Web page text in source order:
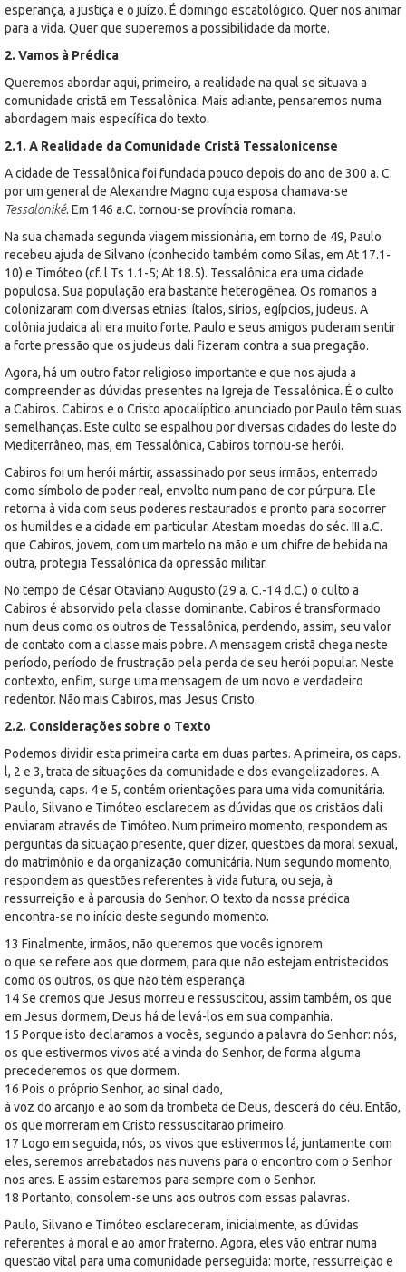
esperança, a justiça e o juízo. É domingo escatológico. Quer nos animar
para a vida. Quer que superemos a possibilidade da morte.
2. Vamos à Prédica
Queremos abordar aqui, primeiro, a realidade na qual se situava a
comunidade cristã em Tessalônica. Mais adiante, pensaremos numa
abordagem mais específica do texto.
2.1. A Realidade da Comunidade Cristã Tessalonicense
A cidade de Tessalônica foi fundada pouco depois do ano de 300 a. C.
por um general de Alexandre Magno cuja esposa chamava-se
Tessaloniké. Em 146 a.C. tornou-se província romana.
Na sua chamada segunda viagem missionária, em torno de 49, Paulo
recebeu ajuda de Silvano (conhecido também como Silas, em At 17.1-
10) e Timóteo (cf. l Ts 1.1-5; At 18.5). Tessalônica era uma cidade
populosa. Sua população era bastante heterogênea. Os romanos a
colonizaram com diversas etnias: ítalos, sírios, egípcios, judeus. A
colônia judaica ali era muito forte. Paulo e seus amigos puderam sentir
a forte pressão que os judeus dali fizeram contra a sua pregação.
Agora, há um outro fator religioso importante e que nos ajuda a
compreender as dúvidas presentes na Igreja de Tessalônica. É o culto
a Cabiros. Cabiros e o Cristo apocalíptico anunciado por Paulo têm suas
semelhanças. Este culto se espalhou por diversas cidades do leste do
Mediterrâneo, mas, em Tessalônica, Cabiros tornou-se herói.
Cabiros foi um herói mártir, assassinado por seus irmãos, enterrado
como símbolo de poder real, envolto num pano de cor púrpura. Ele
retorna à vida com seus poderes restaurados e pronto para socorrer
os humildes e a cidade em particular. Atestam moedas do séc. III a.C.
que Cabiros, jovem, com um martelo na mão e um chifre de bebida na
outra, protegia Tessalônica da opressão militar.
No tempo de César Otaviano Augusto (29 a. C.-14 d.C.) o culto a
Cabiros é absorvido pela classe dominante. Cabiros é transformado
num deus como os outros de Tessalônica, perdendo, assim, seu valor
de contato com a classe mais pobre. A mensagem cristã chega neste
período, período de frustração pela perda de seu herói popular. Neste
contexto, enfim, surge uma mensagem de um novo e verdadeiro
redentor. Não mais Cabiros, mas Jesus Cristo.
2.2. Considerações sobre o Texto
Podemos dividir esta primeira carta em duas partes. A primeira, os caps.
l, 2 e 3, trata de situações da comunidade e dos evangelizadores. A
segunda, caps. 4 e 5, contém orientações para uma vida comunitária.
Paulo, Silvano e Timóteo esclarecem as dúvidas que os cristãos dali
enviaram através de Timóteo. Num primeiro momento, respondem as
perguntas da situação presente, quer dizer, questões da moral sexual,
do matrimônio e da organização comunitária. Num segundo momento,
respondem as questões referentes à vida futura, ou seja, à
ressurreição e à parousia do Senhor. O texto da nossa prédica
encontra-se no início deste segundo momento.
13 Finalmente, irmãos, não queremos que vocês ignorem
o que se refere aos que dormem, para que não estejam entristecidos
como os outros, os que não têm esperança.
14 Se cremos que Jesus morreu e ressuscitou, assim também, os que
em Jesus dormem, Deus há de levá-los em sua companhia.
15 Porque isto declaramos a vocês, segundo a palavra do Senhor: nós,
os que estivermos vivos até a vinda do Senhor, de forma alguma
precederemos os que dormem.
16 Pois o próprio Senhor, ao sinal dado,
à voz do arcanjo e ao som da trombeta de Deus, descerá do céu. Então,
os que morreram em Cristo ressuscitarão primeiro.
17 Logo em seguida, nós, os vivos que estivermos lá, juntamente com
eles, seremos arrebatados nas nuvens para o encontro com o Senhor
nos ares. E assim estaremos para sempre com o Senhor.
18 Portanto, consolem-se uns aos outros com essas palavras.
Paulo, Silvano e Timóteo esclareceram, inicialmente, as dúvidas
referentes à moral e ao amor fraterno. Agora, eles vão entrar numa
questão vital para uma comunidade perseguida: morte, ressurreição e